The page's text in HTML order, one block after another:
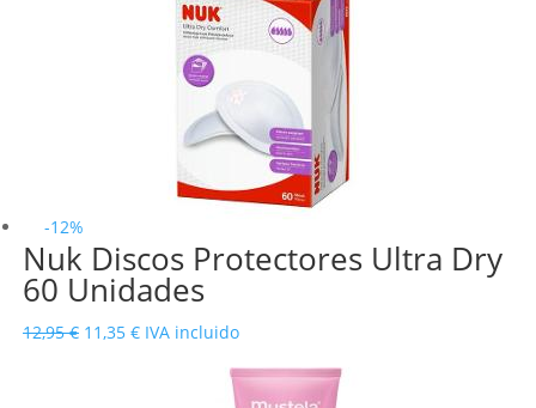
-12%
Nuk Discos Protectores Ultra Dry
60 Unidades
12,95€ El
11,35 €ElIVA incluido